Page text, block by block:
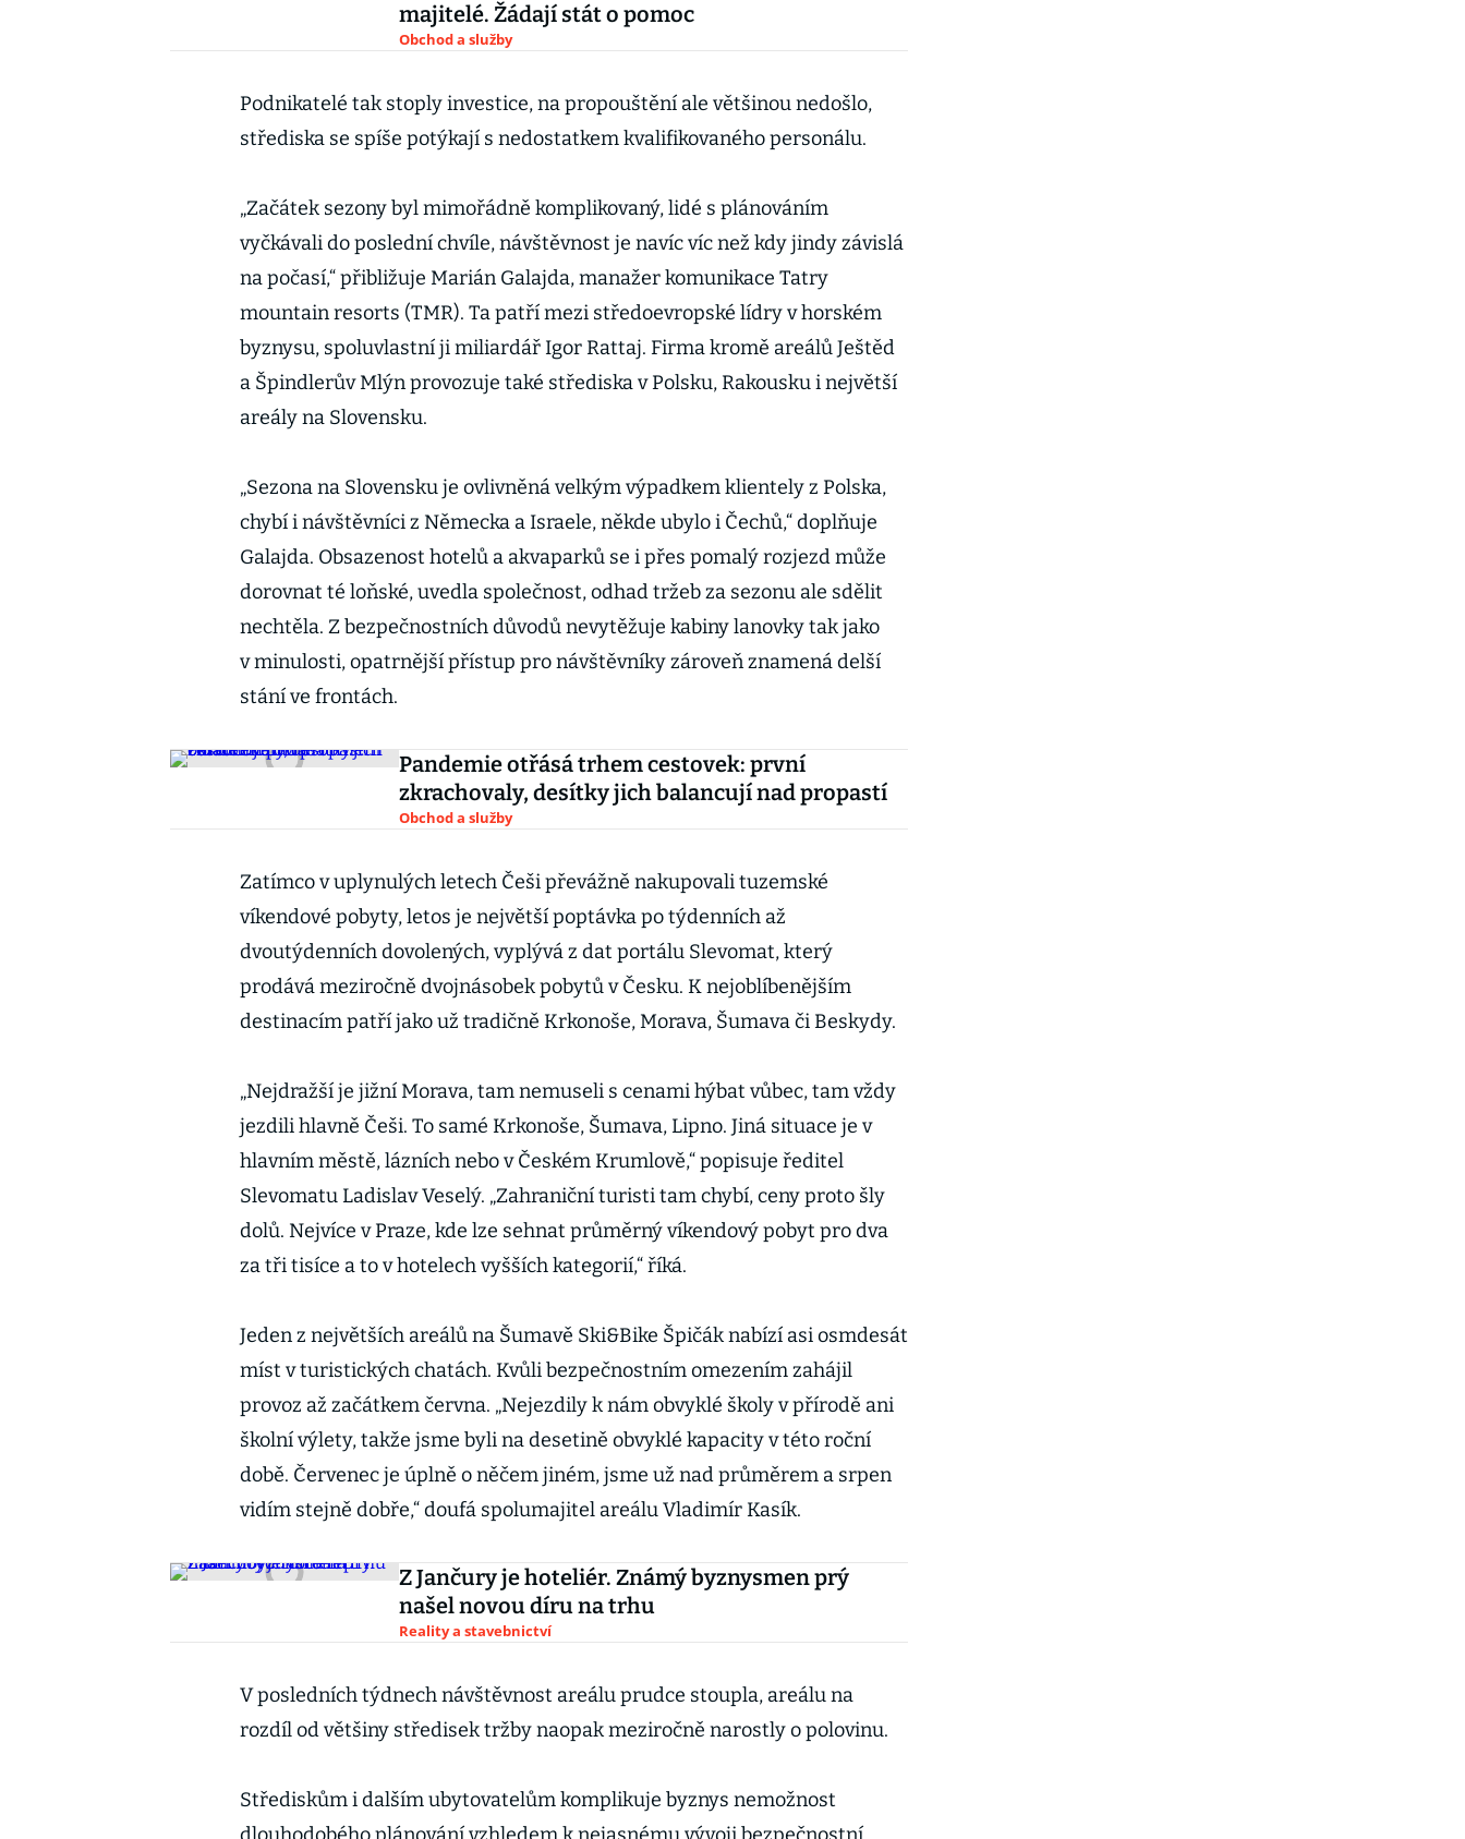
majitelé. Žádají stát o pomoc
Obchod a služby
Podnikatelé tak stoply investice, na propouštění ale většinou nedošlo,
střediska se spíše potýkají s nedostatkem kvalifikovaného personálu.
„Začátek sezony byl mimořádně komplikovaný, lidé s plánováním
vyčkávali do poslední chvíle, návštěvnost je navíc víc než kdy jindy závislá
na počasí,“ přibližuje Marián Galajda, manažer komunikace Tatry
mountain resorts (TMR). Ta patří mezi středoevropské lídry v horském
byznysu, spoluvlastní ji miliardář Igor Rattaj. Firma kromě areálů Ještěd
a Špindlerův Mlýn provozuje také střediska v Polsku, Rakousku i největší
areály na Slovensku.
„Sezona na Slovensku je ovlivněná velkým výpadkem klientely z Polska,
chybí i návštěvníci z Německa a Israele, někde ubylo i Čechů,“ doplňuje
Galajda. Obsazenost hotelů a akvaparků se i přes pomalý rozjezd může
dorovnat té loňské, uvedla společnost, odhad tržeb za sezonu ale sdělit
nechtěla. Z bezpečnostních důvodů nevytěžuje kabiny lanovky tak jako
v minulosti, opatrnější přístup pro návštěvníky zároveň znamená delší
stání ve frontách.
Pandemie otřásá trhem cestovek: první
zkrachovaly, desítky jich balancují nad propastí
Obchod a služby
Zatímco v uplynulých letech Češi převážně nakupovali tuzemské
víkendové pobyty, letos je největší poptávka po týdenních až
dvoutýdenních dovolených, vyplývá z dat portálu Slevomat, který
prodává meziročně dvojnásobek pobytů v Česku. K nejoblíbenějším
destinacím patří jako už tradičně Krkonoše, Morava, Šumava či Beskydy.
„Nejdražší je jižní Morava, tam nemuseli s cenami hýbat vůbec, tam vždy
jezdili hlavně Češi. To samé Krkonoše, Šumava, Lipno. Jiná situace je v
hlavním městě, lázních nebo v Českém Krumlově,“ popisuje ředitel
Slevomatu Ladislav Veselý. „Zahraniční turisti tam chybí, ceny proto šly
dolů. Nejvíce v Praze, kde lze sehnat průměrný víkendový pobyt pro dva
za tři tisíce a to v hotelech vyšších kategorií,“ říká.
Jeden z největších areálů na Šumavě Ski&Bike Špičák nabízí asi osmdesát
míst v turistických chatách. Kvůli bezpečnostním omezením zahájil
provoz až začátkem června. „Nejezdily k nám obvyklé školy v přírodě ani
školní výlety, takže jsme byli na desetině obvyklé kapacity v této roční
době. Červenec je úplně o něčem jiném, jsme už nad průměrem a srpen
vidím stejně dobře,“ doufá spolumajitel areálu Vladimír Kasík.
Z Jančury je hoteliér. Známý byznysmen prý
našel novou díru na trhu
Reality a stavebnictví
V posledních týdnech návštěvnost areálu prudce stoupla, areálu na
rozdíl od většiny středisek tržby naopak meziročně narostly o polovinu.
Střediskům i dalším ubytovatelům komplikuje byznys nemožnost